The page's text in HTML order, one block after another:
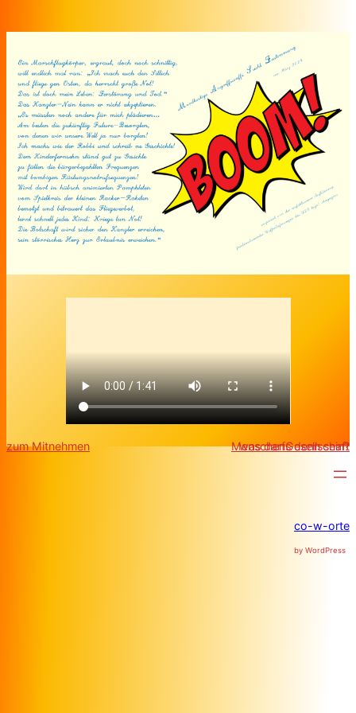
Zum Inhalt springen
MenschenGesellschaft
was darfs denn sein?
zum Mitnehmen
co-w-orte
by WordPress